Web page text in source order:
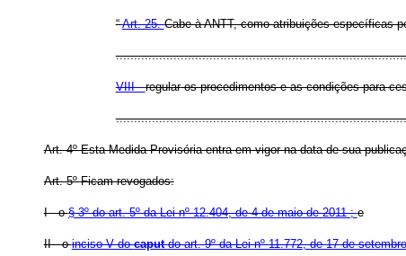
“Art. 25.Cabe à ANTT, como atribuições específicas
VIII -regular os procedimentos e as condições para
Art. 4º Esta Medida Provisória entra em vigor na data de sua
Art. 5º Ficam revogados:
I - o§ 3º do art. 5º da Lei nº 12.404, de 4 de maio de 2011 ;e
II - oinciso V docaputdo art. 9º da Lei nº 11.772, de 17 de